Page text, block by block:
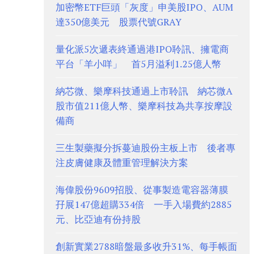
加密幣ETF巨頭「灰度」申美股IPO、AUM
達350億美元 股票代號GRAY
量化派5次遞表終通過港IPO聆訊、擁電商
平台「羊小咩」 首5月溢利1.25億人幣
納芯微、樂摩科技通過上市聆訊 納芯微A
股市值211億人幣、樂摩科技為共享按摩設
備商
三生製藥擬分拆蔓迪股份主板上市 後者專
注皮膚健康及體重管理解決方案
海偉股份9609招股、從事製造電容器薄膜
孖展147億超購334倍 一手入場費約2885
元、比亞迪有份持股
創新實業2788暗盤最多收升31%、每手帳面